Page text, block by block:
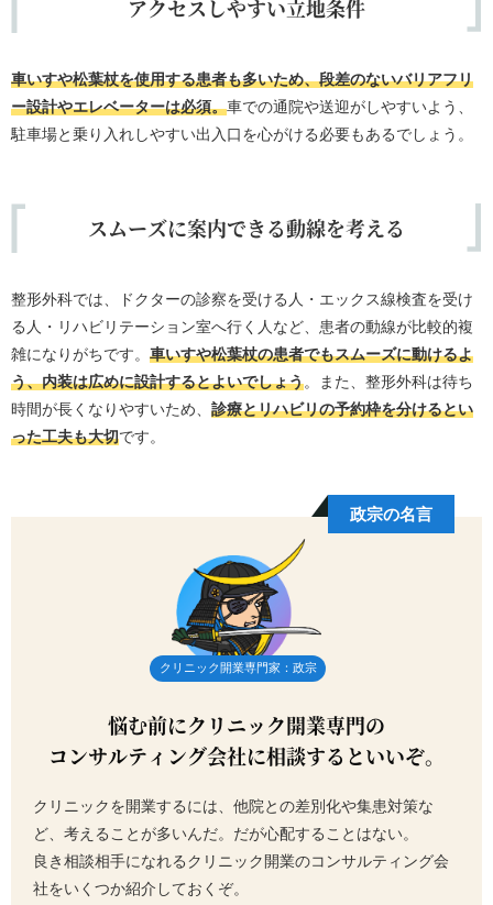
アクセスしやすい立地条件
車いすや松葉杖を使用する患者も多いため、段差のないバリアフリ
ー設計やエレベーターは必須。車での通院や送迎がしやすいよう、
駐車場と乗り入れしやすい出入口を心がける必要もあるでしょう。
スムーズに案内できる動線を考える
整形外科では、ドクターの診察を受ける人・エックス線検査を受け
る人・リハビリテーション室へ行く人など、患者の動線が比較的複
雑になりがちです。 車いすや松葉杖の患者でもスムーズに動けるよ
う、内装は広めに設計するとよいでしょう。また、整形外科は待ち
時間が長くなりやすいため、 診療とリハビリの予約枠を分けるとい
った工夫も大切です。
政宗の名言
クリニック開業専門家：政宗
悩む前にクリニック開業専門の
コンサルティング会社に相談するといいぞ。
クリニックを開業するには、他院との差別化や集患対策な
ど、考えることが多いんだ。だが心配することはない。
良き相談相手になれるクリニック開業のコンサルティング会
社をいくつか紹介しておくぞ。